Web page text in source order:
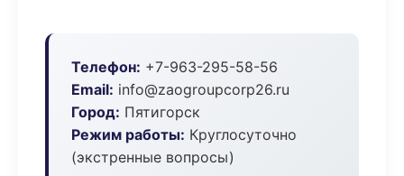
Телефон: +7-963-295-58-56
Email: info@zaogroupcorp26.ru
Город: Пятигорск
Режим работы: Круглосуточно
(экстренные вопросы)